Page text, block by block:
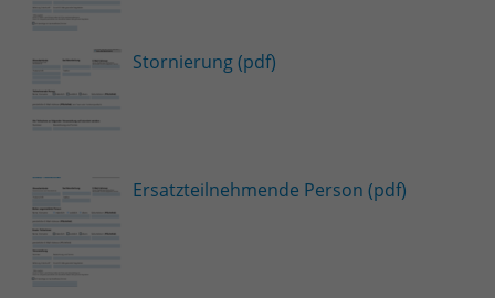
Stornierung (pdf)
Ersatzteilnehmende Person (pdf)